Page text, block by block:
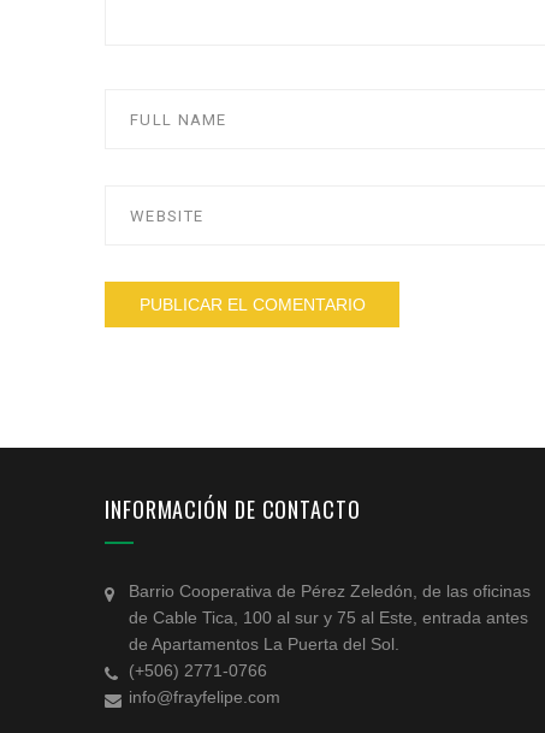
INFORMACIÓN DE CONTACTO
Barrio Cooperativa de Pérez Zeledón, de las oficinas
de Cable Tica, 100 al sur y 75 al Este, entrada antes
de Apartamentos La Puerta del Sol.
(+506) 2771-0766
info@frayfelipe.com